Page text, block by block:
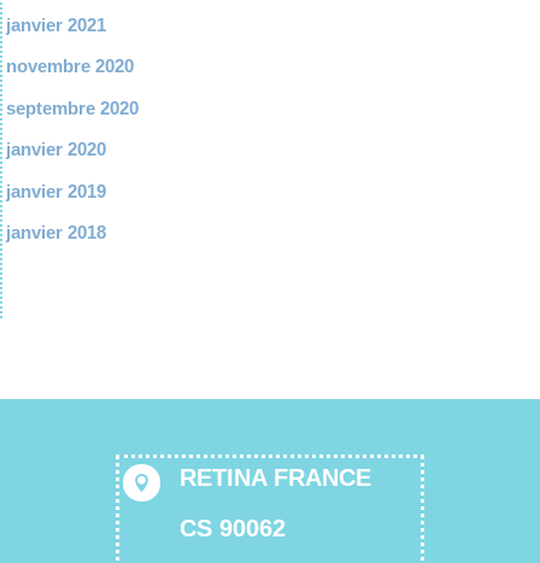
janvier 2021
novembre 2020
septembre 2020
janvier 2020
janvier 2019
janvier 2018

RETINA FRANCE
CS 90062